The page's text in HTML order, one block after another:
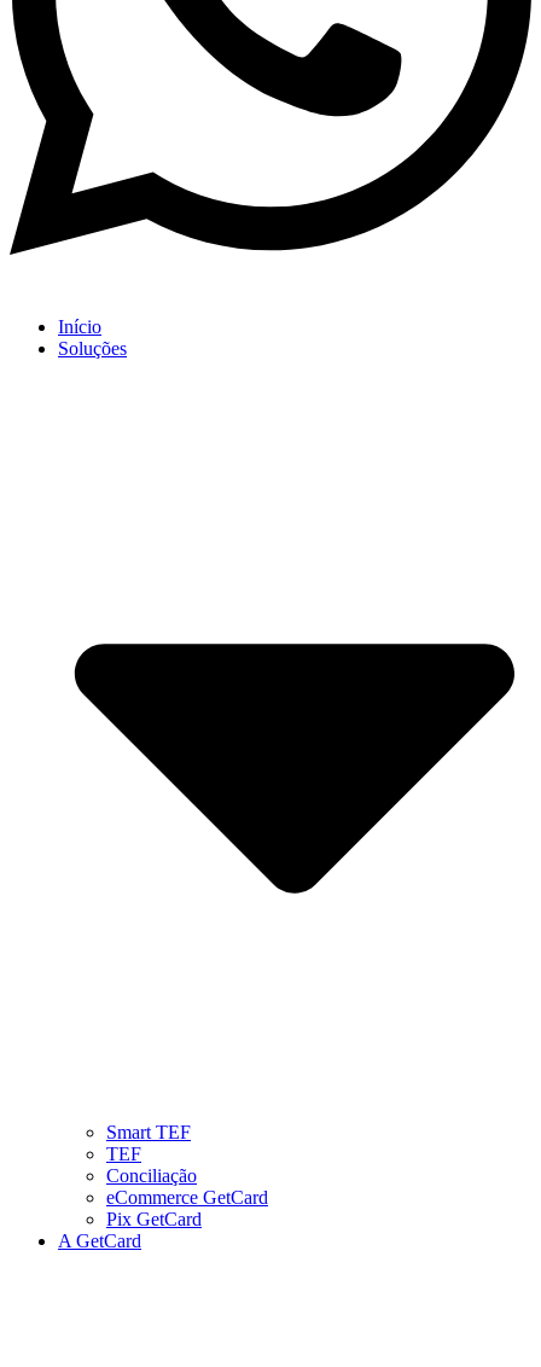
Início
Soluções
Smart TEF
TEF
Conciliação
eCommerce GetCard
Pix GetCard
A GetCard